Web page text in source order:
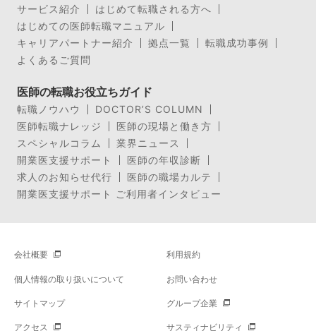
サービス紹介
はじめて転職される方へ
はじめての医師転職マニュアル
キャリアパートナー紹介
拠点一覧
転職成功事例
よくあるご質問
医師の転職お役立ちガイド
転職ノウハウ
DOCTOR’S COLUMN
医師転職ナレッジ
医師の現場と働き方
スペシャルコラム
業界ニュース
開業医支援サポート
医師の年収診断
求人のお知らせ代行
医師の職場カルテ
開業医支援サポート ご利用者インタビュー
会社概要 利用規約
個人情報の取り扱いについて お問い合わせ
サイトマップ グループ企業
アクセス サスティナビリティ